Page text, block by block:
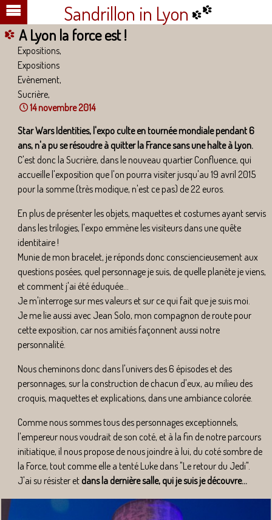
Sandrillon in Lyon
A Lyon la force est !
Expositions,
Expositions
Evènement,
Sucrière,
14 novembre 2014
Star Wars Identities, l'expo culte en tournée mondiale pendant 6
ans, n'a pu se résoudre à quitter la France sans une halte à Lyon.
C'est donc la Sucrière, dans le nouveau quartier Confluence, qui
accueille l'exposition que l'on pourra visiter jusqu'au 19 avril 2015
pour la somme (très modique, n'est ce pas) de 22 euros.
En plus de présenter les objets, maquettes et costumes ayant servis
dans les trilogies, l'expo emmène les visiteurs dans une quête
identitaire !
Munie de mon bracelet, je réponds donc consciencieusement aux
questions posées, quel personnage je suis, de quelle planète je viens,
et comment j'ai été éduquée...
Je m'interroge sur mes valeurs et sur ce qui fait que je suis moi.
Je me lie aussi avec Jean Solo, mon compagnon de route pour
cette exposition, car nos amitiés façonnent aussi notre
personnalité.
Nous cheminons donc dans l'univers des 6 épisodes et des
personnages, sur la construction de chacun d'eux, au milieu des
croquis, maquettes et explications, dans une ambiance colorée.
Comme nous sommes tous des personnages exceptionnels,
l'empereur nous voudrait de son coté, et à la fin de notre parcours
initiatique, il nous propose de nous joindre à lui, du coté sombre de
la Force, tout comme elle a tenté Luke dans "Le retour du Jedi".
J'ai su résister et dans la dernière salle, qui je suis je découvre...